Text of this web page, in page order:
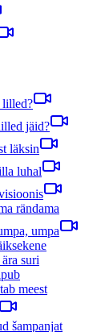
lilled?
jäid?
läksin
luhal
rändama
umpa
suri
meest
šampanjat